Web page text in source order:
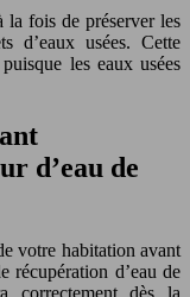
la fois de préserver les
d’eaux usées. Cette
les eaux usées
d’eau de
votre habitation avant
récupération d’eau de
correctement dès la